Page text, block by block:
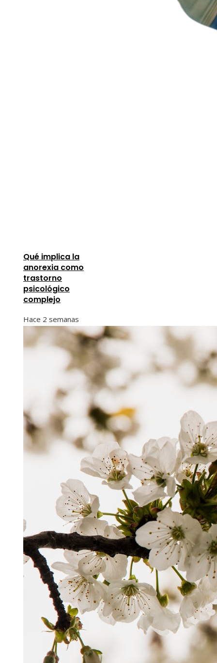
Qué implica la
anorexia como
trastorno
psicológico
complejo
Hace 2 semanas